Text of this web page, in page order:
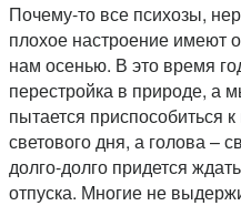
Почему-то все психозы,
плохое настроение имеют
нам осенью. В это время
перестройка в природе, а
пытается
светового дня, а голова –
долго-долго придется
отпуска. Многие не